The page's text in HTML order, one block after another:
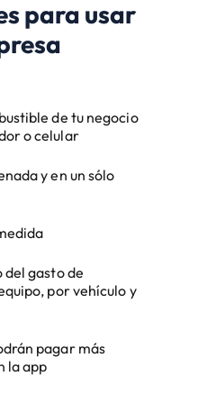
para usar
de tu negocio
o celular
y en un sólo
del gasto de
por vehículo y
pagar más
la app